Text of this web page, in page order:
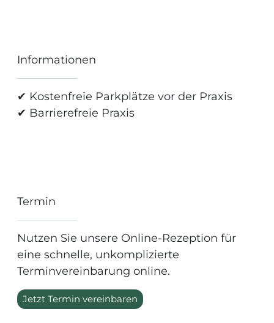
Informationen
✔ Kostenfreie Parkplätze vor der Praxis
✔ Barrierefreie Praxis
Termin
Nutzen Sie unsere Online-Rezeption für
eine schnelle, unkomplizierte
Terminvereinbarung online.
Jetzt Termin vereinbaren